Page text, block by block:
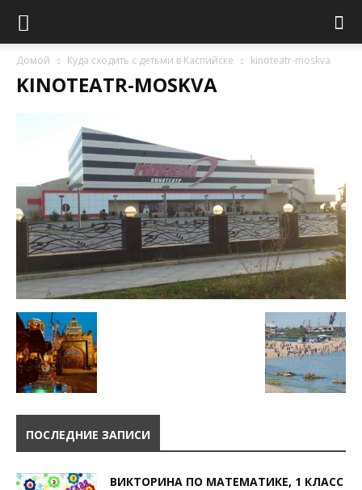
Домой Куда сходить с детьми в Каспийске kinoteatr-moskva
KINOTEATR-MOSKVA
ПОСЛЕДНИЕ ЗАПИСИ
ВИКТОРИНА ПО МАТЕМАТИКЕ, 1 КЛАСС